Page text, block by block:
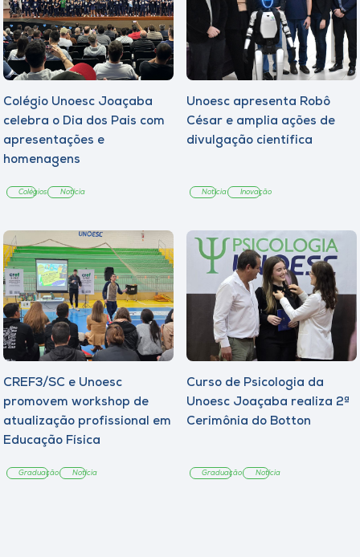
Colégio Unoesc Joaçaba
celebra o Dia dos Pais com
apresentações e
homenagens
Colégios Notícia
Unoesc apresenta Robô
César e amplia ações de
divulgação científica
Notícia Inovação
CREF3/SC e Unoesc
promovem workshop de
atualização profissional em
Educação Física
Graduação Notícia
Curso de Psicologia da
Unoesc Joaçaba realiza 2ª
Cerimônia do Botton
Graduação Notícia